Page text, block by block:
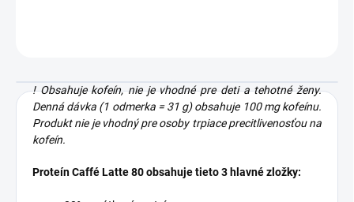
! Obsahuje kofeín, nie je vhodné pre deti a tehotné ženy.
Denná dávka (1 odmerka = 31 g) obsahuje 100 mg kofeínu.
Produkt nie je vhodný pre osoby trpiace precitlivenosťou na
kofeín.
Proteín Caffé Latte 80 obsahuje tieto 3 hlavné zložky: